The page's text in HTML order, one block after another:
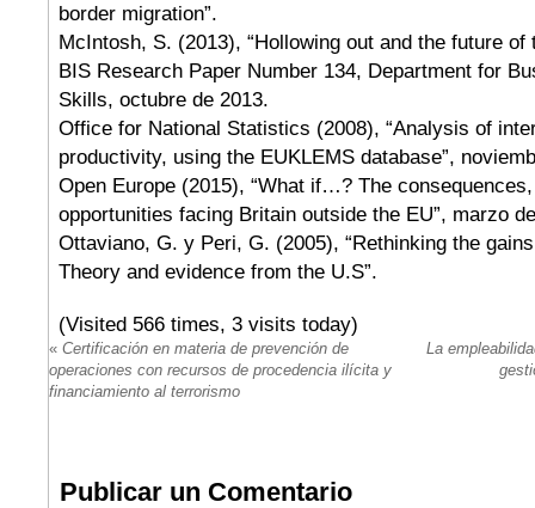
border migration”.
McIntosh, S. (2013), “Hollowing out and the future of
BIS Research Paper Number 134, Department for
Skills, octubre de 2013.
Office for National Statistics (2008), “Analysis of
productivity, using the EUKLEMS database”,
Open Europe (2015), “What if…? The
opportunities facing Britain outside the EU”, marzo
Ottaviano, G. y Peri, G. (2005), “Rethinking the
Theory and evidence from the U.S”.
(Visited 566 times, 3 visits today)
« Certificación en materia de prevención de
operaciones con recursos de procedencia ilícita y
financiamiento al terrorismo
La
Publicar un Comentario